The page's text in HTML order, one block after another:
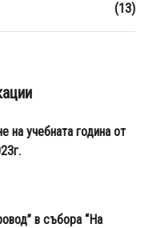
(13)
на учебната година от
в събора “На